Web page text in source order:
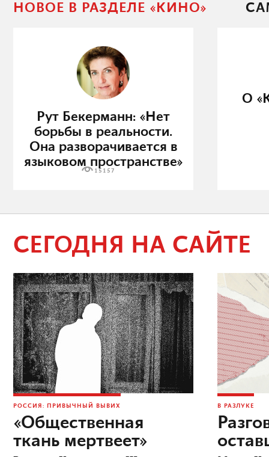
НОВОЕ В РАЗДЕЛЕ «КИНО»
Рут Бекерманн: «Нет
борьбы в реальности.
Она разворачивается в
языковом пространстве»
15157
О
СЕГОДНЯ НА САЙТЕ
РОССИЯ: ПРИВЫЧНЫЙ ВЫВИХ
«Общественная
ткань мертвеет»
В РАЗЛУКЕ